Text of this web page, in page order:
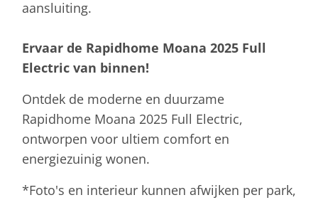
aansluiting.
Ervaar de Rapidhome Moana 2025 Full
Electric van binnen!
Ontdek de moderne en duurzame
Rapidhome Moana 2025 Full Electric,
ontworpen voor ultiem comfort en
energiezuinig wonen.
*Foto's en interieur kunnen afwijken per park,